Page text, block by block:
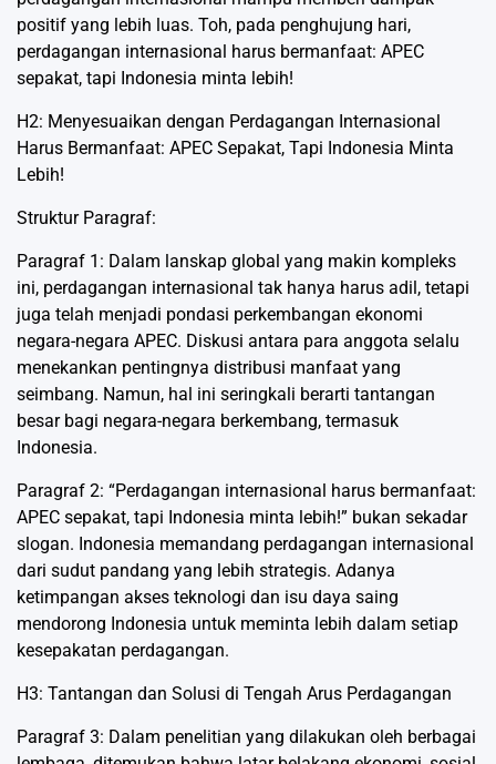
positif yang lebih luas. Toh, pada penghujung hari,
perdagangan internasional harus bermanfaat: APEC
sepakat, tapi Indonesia minta lebih!
H2: Menyesuaikan dengan Perdagangan Internasional
Harus Bermanfaat: APEC Sepakat, Tapi Indonesia Minta
Lebih!
Struktur Paragraf:
Paragraf 1: Dalam lanskap global yang makin kompleks
ini, perdagangan internasional tak hanya harus adil, tetapi
juga telah menjadi pondasi perkembangan ekonomi
negara-negara APEC. Diskusi antara para anggota selalu
menekankan pentingnya distribusi manfaat yang
seimbang. Namun, hal ini seringkali berarti tantangan
besar bagi negara-negara berkembang, termasuk
Indonesia.
Paragraf 2: “Perdagangan internasional harus bermanfaat:
APEC sepakat, tapi Indonesia minta lebih!” bukan sekadar
slogan. Indonesia memandang perdagangan internasional
dari sudut pandang yang lebih strategis. Adanya
ketimpangan akses teknologi dan isu daya saing
mendorong Indonesia untuk meminta lebih dalam setiap
kesepakatan perdagangan.
H3: Tantangan dan Solusi di Tengah Arus Perdagangan
Paragraf 3: Dalam penelitian yang dilakukan oleh berbagai